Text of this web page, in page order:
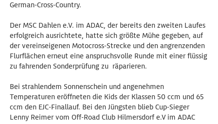
German-Cross-Country.
Der MSC Dahlen e.V. im ADAC, der bereits den zweiten Laufes
erfolgreich ausrichtete, hatte sich größte Mühe gegeben, auf
der vereinseigenen Motocross-Strecke und den angrenzenden
Flurflächen erneut eine anspruchsvolle Runde mit einer flüssig
zu fahrenden Sonderprüfung zu räparieren.
Bei strahlendem Sonnenschein und angenehmen
Temperaturen eröffneten die Kids der Klassen 50 ccm und 65
ccm den EJC-Finallauf. Bei den Jüngsten blieb Cup-Sieger
Lenny Reimer vom Off-Road Club Hilmersdorf e.V im ADAC